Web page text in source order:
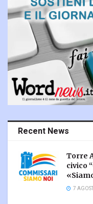
Recent News
Torre
civico
7